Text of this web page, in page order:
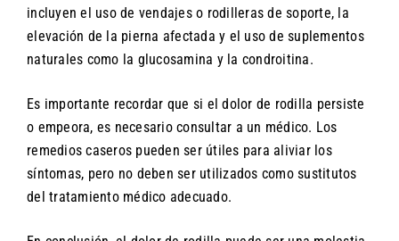
incluyen el uso de vendajes o rodilleras de soporte, la
elevación de la pierna afectada y el uso de suplementos
naturales como la glucosamina y la condroitina.
Es importante recordar que si el dolor de rodilla persiste
o empeora, es necesario consultar a un médico. Los
remedios caseros pueden ser útiles para aliviar los
síntomas, pero no deben ser utilizados como sustitutos
del tratamiento médico adecuado.